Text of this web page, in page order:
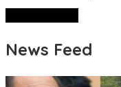
News Feed